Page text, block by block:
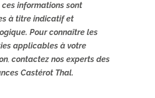
ces informations sont
à titre indicatif et
Pour connaître les
applicables à votre
, contactez nos expertsdes
Castérot Thal.